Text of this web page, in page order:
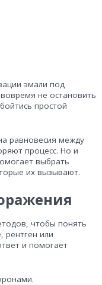
эмали под
не остановить
простой
равновесия между
процесс. Но и
выбрать
их вызывают.
чтобы понять
рентген или
и помогает